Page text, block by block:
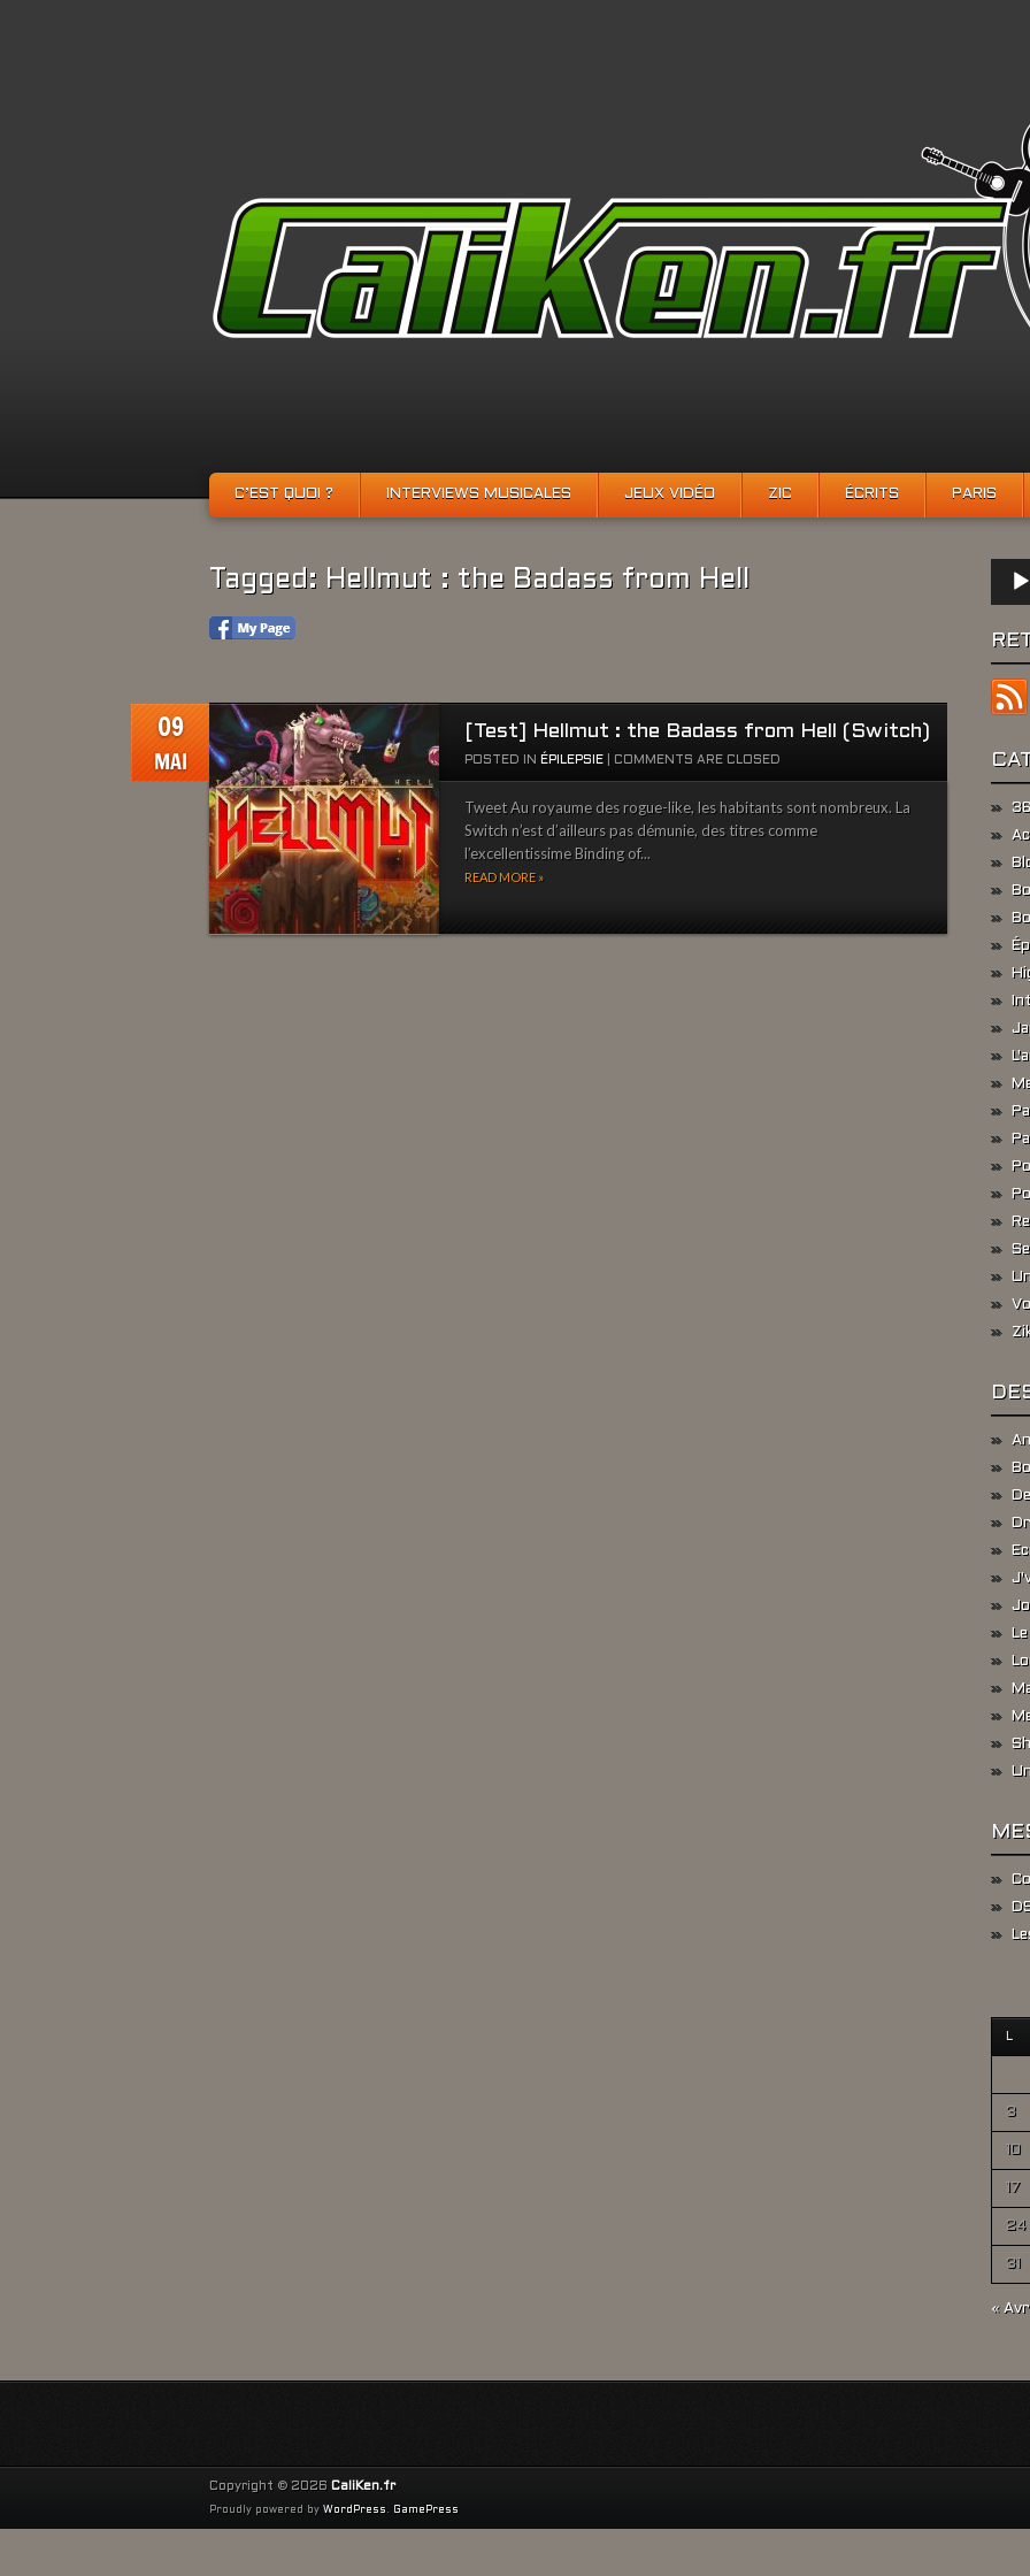
C’EST QUOI ? INTERVIEWS MUSICALES JEUX VIDÉO ZIC ÉCRITS PARIS
Tagged: Hellmut : the Badass from Hell
09
MAI
[Test] Hellmut : the Badass from Hell (Switch)
POSTED IN ÉPILEPSIE COMMENTS ARE CLOSED
Tweet Au royaume des rogue-like, les habitants sont nombreux. La
Switch n’est d’ailleurs pas démunie, des titres comme
l’excellentissime Binding of...
READ MORE »
audio
L
3
10
17
24
31
« Avr
Copyright © 2026 CaliKen.fr
Proudly powered by WordPress . GamePress